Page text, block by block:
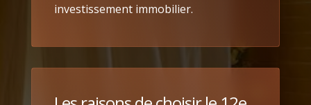
investissement immobilier.